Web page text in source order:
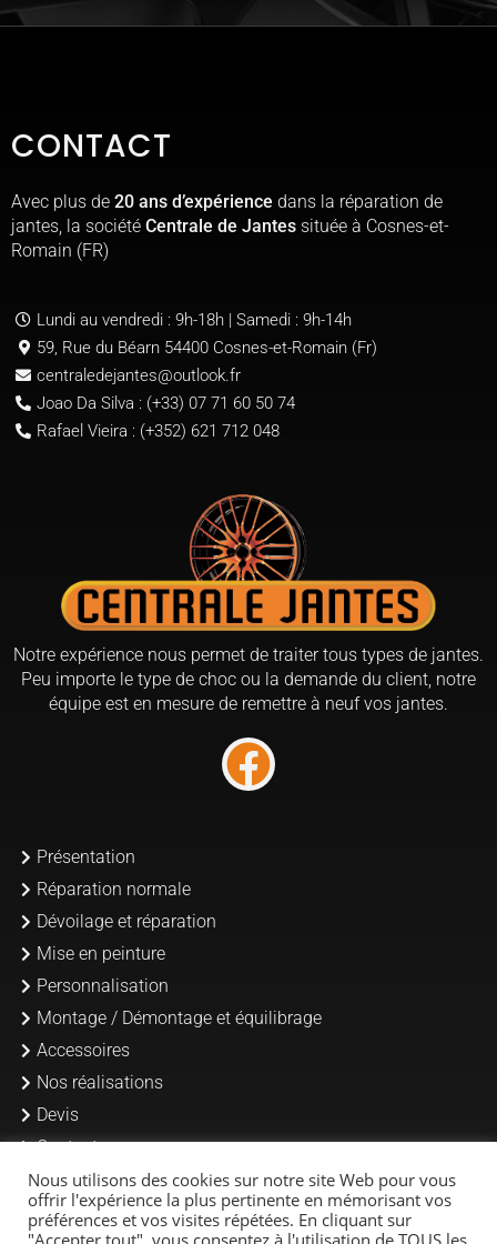
CONTACT
Avec plus de 20 ans d’expérience dans la réparation de
jantes, la société Centrale de Jantes située à Cosnes-et-
Romain (FR)
Lundi au vendredi : 9h-18h | Samedi : 9h-14h
59, Rue du Béarn 54400 Cosnes-et-Romain (Fr)
centraledejantes@outlook.fr
Joao Da Silva : (+33) 07 71 60 50 74
Rafael Vieira : (+352) 621 712 048
Notre expérience nous permet de traiter tous types de jantes.
Peu importe le type de choc ou la demande du client, notre
équipe est en mesure de remettre à neuf vos jantes.
Présentation
Réparation normale
Dévoilage et réparation
Mise en peinture
Personnalisation
Montage / Démontage et équilibrage
Accessoires
Nos réalisations
Devis
Contact
Nous utilisons des cookies sur notre site Web pour vous
offrir l'expérience la plus pertinente en mémorisant vos
préférences et vos visites répétées. En cliquant sur
"Accepter tout", vous consentez à l'utilisation de TOUS les